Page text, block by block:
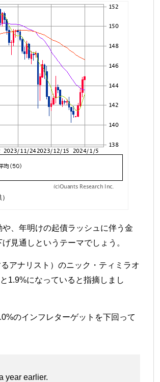
、年明けの起債ラッシュに伴う金
見通しというテーマでしょう。
アナリスト）のニック・ティミラオ
1.9%になっていると指摘しまし
のインフレターゲットを下回って
year earlier.